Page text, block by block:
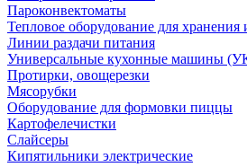
Пароконвектоматы
Тепловое оборудование для хранения
Линии раздачи питания
Универсальные кухонные машины
Протирки, овощерезки
Мясорубки
Оборудование для формовки пиццы
Картофелечистки
Слайсеры
Кипятильники электрические